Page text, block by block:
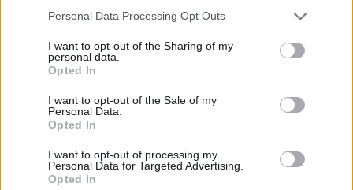
Personal Data Processing Opt Outs
I want to opt-out of the Sharing of my
personal data.
Opted In
I want to opt-out of the Sale of my
Personal Data.
Opted In
I want to opt-out of processing my
Personal Data for Targeted Advertising.
Opted In
отключват се след успешно отваряне
групата;
Бонус подарък - отключва се след
зареждане/записване на наградата,
затова препоръчваме да останете в календара